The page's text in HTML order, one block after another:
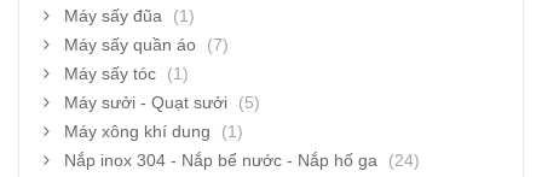
Máy sấy đũa
(1)
Máy sấy quần áo
(7)
Máy sấy tóc
(1)
Máy sưởi - Quạt sưởi
(5)
Máy xông khí dung
(1)
Nắp inox 304 - Nắp bể nước - Nắp hố ga
(24)